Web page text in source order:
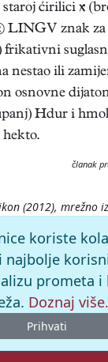
staroj ćirilici 
LINGV znak za
frikativni
nestao ili
osnovne
Hdur i
članak
(2012), mrežno
clanak/h-slovo>.
koriste
najbolje
prometa
Doznaj više.
Prihvati
zavod